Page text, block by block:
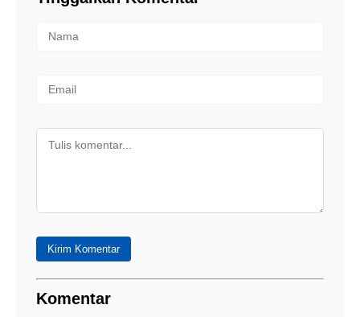
Kirim Komentar
Komentar